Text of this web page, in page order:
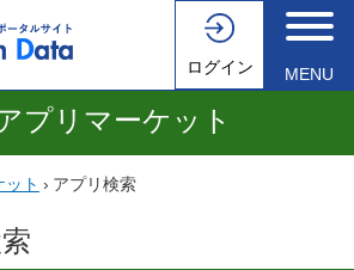
ログイン MENU
プリマーケット
ット › アプリ検索